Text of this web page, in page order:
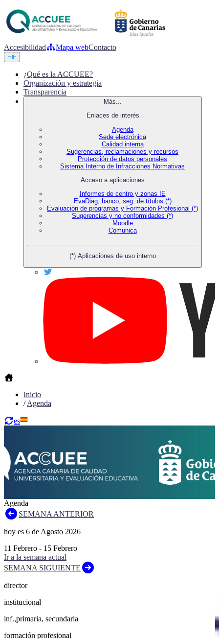
Accesibilidad Mapa webContacto
¿Qué es la ACCUEE?
Organización y estrategia
Transparencia
Más...
Enlaces de interés
Agenda
Sede electrónica
Calidad interna
Sugerencias, reclamaciones y recursos
Protección de datos personales
Sistema Interno de Infracciones Normativas
Acceso a aplicaciones
Informes de centro y zonas IE
EvaDiag, banco, seg. de títulos (*)
Evaluación de programas y Formación Profesional (*)
Sugerencias y no conformidades (*)
Moodle
Comunica
(*) Aplicaciones de uso interno
Inicio
/Agenda
es
Agenda
SEMANA ANTERIOR
hoy es 6 de Agosto 2026
11 Febrero - 15 Febrero
Ir a la semana actual
SEMANA SIGUIENTE
director
institucional
inf.,primaria, secundaria
formación profesional